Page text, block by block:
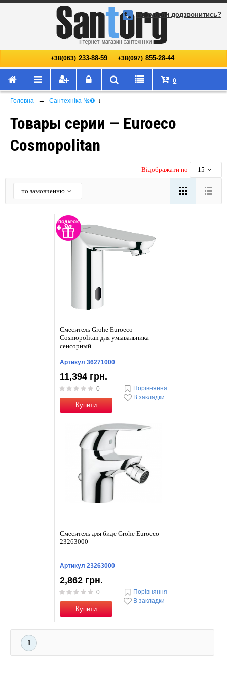
+38(063) 233-88-59 +38(097) 855-28-44
Не змогли додзвонитись?
0
Головна → Сантехніка №❶ ↓
Товары серии — Euroeco
Cosmopolitan
Відображати по 15
по замовченню
Смеситель Grohe Euroeco
Cosmopolitan для умывальника
сенсорный
Артикул 36271000
11,394 грн.
0
Купити
Порівняння
В закладки
Смеситель для биде Grohe Euroeco
23263000
Артикул 23263000
2,862 грн.
0
Купити
Порівняння
В закладки
1